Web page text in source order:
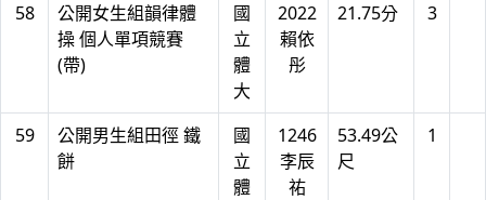
58
公開女生組韻律體
操 個人單項競賽
(帶)
國
立
體
大
2022
賴依
彤
21.75分 3
59
公開男生組田徑 鐵
餅
國
立
體
1246
李辰
祐
53.49公
尺
1